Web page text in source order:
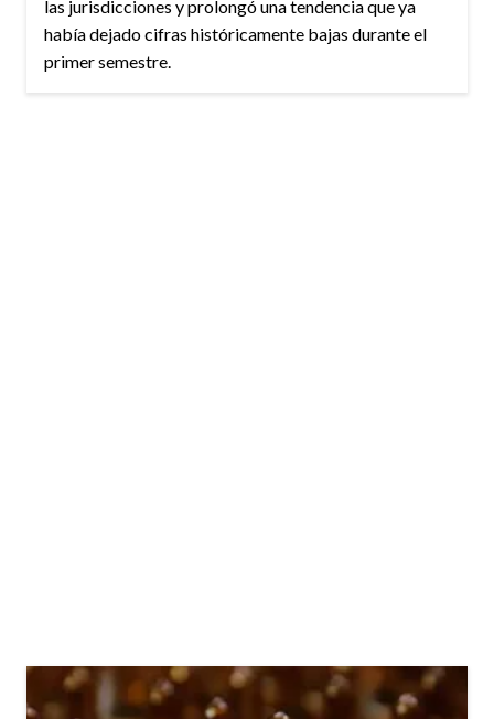
las jurisdicciones y prolongó una tendencia que ya
había dejado cifras históricamente bajas durante el
primer semestre.